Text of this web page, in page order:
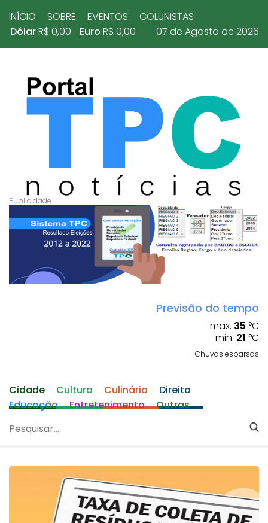
INÍCIO SOBRE EVENTOS
COLUNISTAS
DólarR$ 0,00 Euro R$ 0,00 07 de Agosto de 2026
Previsão do tempo
max. 35 °C
min. 21 °C
Chuvas esparsas
Cidade Cultura Culinária
Direito
Educação
Entretenimento Outras